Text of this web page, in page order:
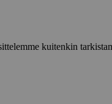
kuitenkin